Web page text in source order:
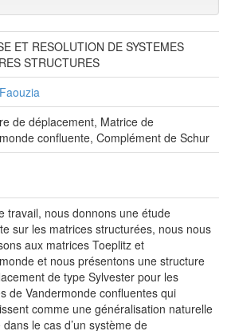
ET RESOLUTION DE SYSTEMES
STRUCTURES
de déplacement, Matrice de
confluente, Complément de Schur
travail, nous donnons une étude
sur les matrices structurées, nous nous
aux matrices Toeplitz et
et nous présentons une structure
de type Sylvester pour les
de Vandermonde confluentes qui
comme une généralisation naturelle
le cas d’un système de